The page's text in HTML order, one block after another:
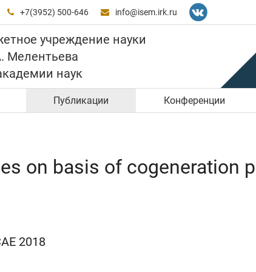
 +7(3952) 500-646  info@isem.irk.ru
учреждение науки
Мелентьева
наук
Публикации Конференции
on basis of cogeneration
2018